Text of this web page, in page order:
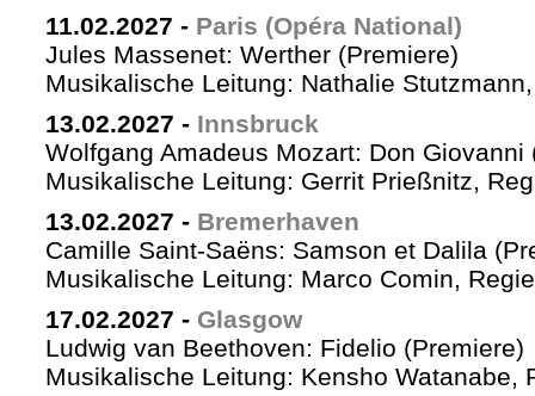
11.02.2027 - Paris (Opéra National)
Jules Massenet: Werther (Premiere)
Musikalische Leitung: Nathalie
13.02.2027 - Innsbruck
Wolfgang Amadeus Mozart: Don Giovanni
Musikalische Leitung: Gerrit Prießnitz,
13.02.2027 - Bremerhaven
Camille Saint-Saëns: Samson et Dalila
Musikalische Leitung: Marco Comin,
17.02.2027 - Glasgow
Ludwig van Beethoven: Fidelio (Premiere)
Musikalische Leitung: Kensho Watanabe,